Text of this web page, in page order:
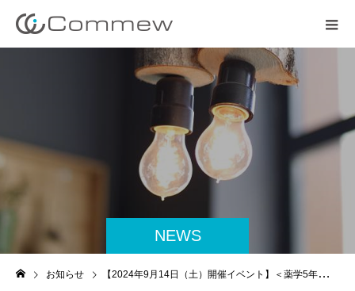
NEWS
お知らせ 【2024年9月14日（土）開催イベント】＜薬学5年生対象＞薬剤師国家試験近況と国試問題からみる実務実習の着眼点